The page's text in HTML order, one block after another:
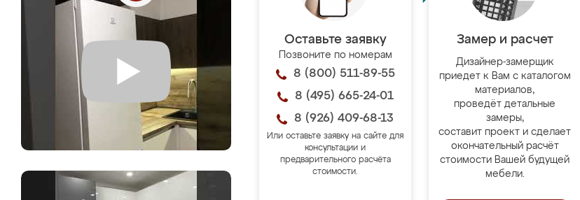
Оставьте заявку
Позвоните по номерам
8 (800) 511-89-55
8 (495) 665-24-01
8 (926) 409-68-13
Или оставьте заявку на сайте для
консультации и
предварительного расчёта
стоимости.
Замер и расчет
Дизайнер-замерщик
приедет к Вам с каталогом
материалов,
проведёт детальные
замеры,
составит проект и сделает
окончательный расчёт
стоимости Вашей будущей
мебели.